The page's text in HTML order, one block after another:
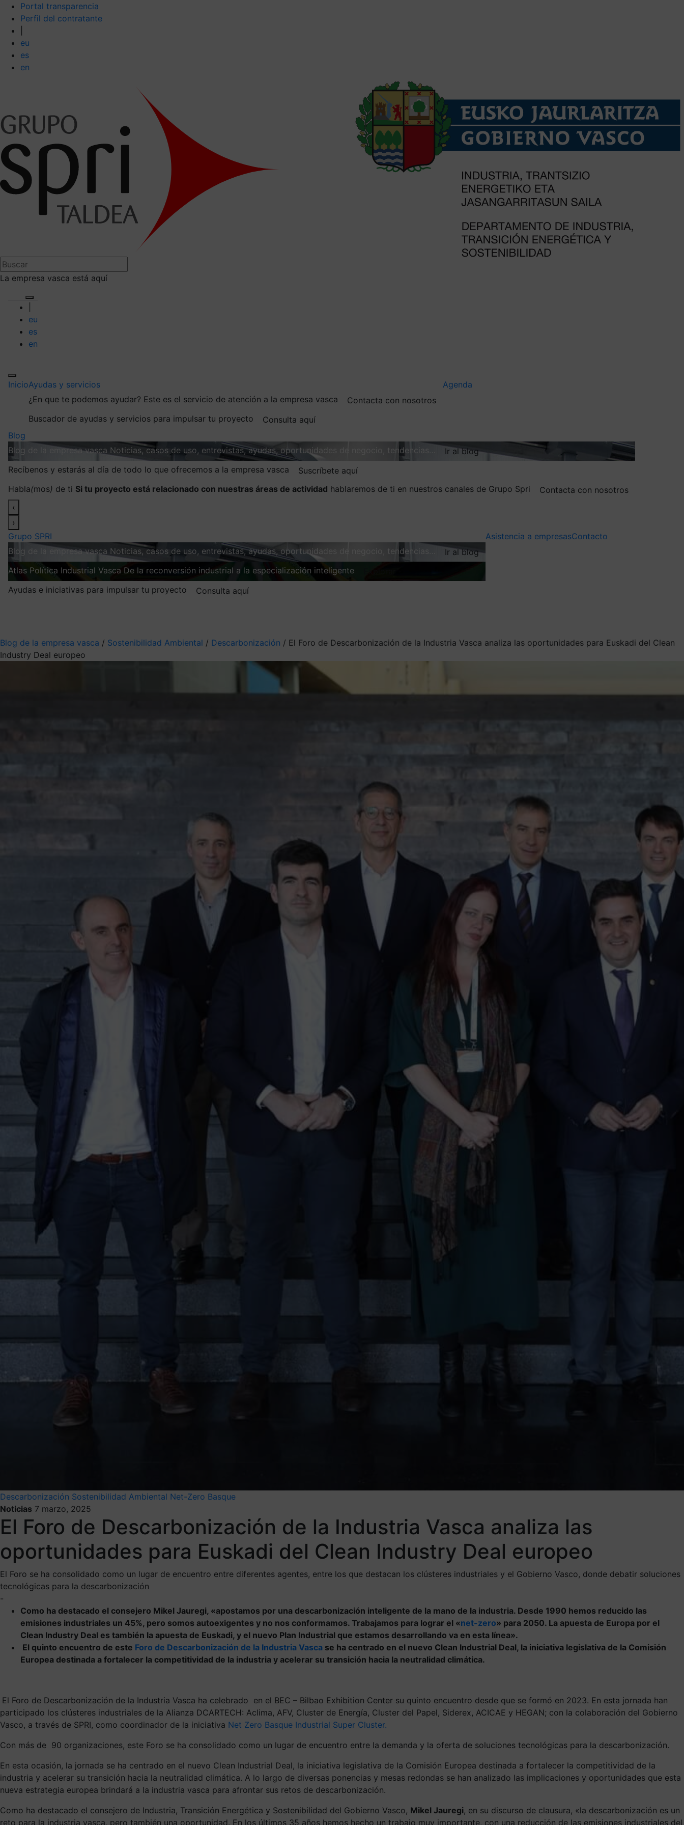
Portal transparencia
Perfil del contratante
eu
es
en
La empresa vasca está aquí
eu
es
en
InicioAyudas y servicios
¿En que te podemos ayudar? Este es el servicio de atención a la empresa vasca
Contacta con nosotros
Buscador de ayudas y servicios para impulsar tu proyecto
Consulta aquí
Agenda
Blog
Blog de la empresa vasca Noticias, casos de uso, entrevistas, ayudas, oportunidades de negocio, tendencias…
Ir al blog
Recíbenos y estarás al día de todo lo que ofrecemos a la empresa vasca
Suscríbete aquí
Habla(mos) de ti Si tu proyecto está relacionado con nuestras áreas de actividad hablaremos de ti en nuestros canales de Grupo Spri
Contacta con nosotros
‹
›
Grupo SPRI
Blog de la empresa vasca Noticias, casos de uso, entrevistas, ayudas, oportunidades de negocio, tendencias…
Ir al blog
Atlas Política Industrial Vasca De la reconversión industrial a la especialización inteligente
Ayudas e iniciativas para impulsar tu proyecto
Consulta aquí
Asistencia a empresasContacto
Blog de la empresa vasca / Sostenibilidad Ambiental / Descarbonización / El Foro de Descarbonización de la Industria Vasca analiza las oportunidades para Euskadi del Clean
Industry Deal europeo
Descarbonización Sostenibilidad Ambiental Net-Zero Basque
Noticias 7 marzo, 2025
El Foro de Descarbonización de la Industria Vasca analiza las
oportunidades para Euskadi del Clean Industry Deal europeo
El Foro se ha consolidado como un lugar de encuentro entre diferentes agentes, entre los que destacan los clústeres industriales y el Gobierno Vasco, donde debatir soluciones
tecnológicas para la descarbonización
-
Como ha destacado el consejero Mikel Jauregi, «apostamos por una descarbonización inteligente de la mano de la industria. Desde 1990 hemos reducido las
emisiones industriales un 45%, pero somos autoexigentes y no nos conformamos. Trabajamos para lograr el «net-zero» para 2050. La apuesta de Europa por el
Clean Industry Deal es también la apuesta de Euskadi, y el nuevo Plan Industrial que estamos desarrollando va en esta línea».
El quinto encuentro de este Foro de Descarbonización de la Industria Vasca se ha centrado en el nuevo Clean Industrial Deal, la iniciativa legislativa de la Comisión
Europea destinada a fortalecer la competitividad de la industria y acelerar su transición hacia la neutralidad climática.
El Foro de Descarbonización de la Industria Vasca ha celebrado en el BEC – Bilbao Exhibition Center su quinto encuentro desde que se formó en 2023. En esta jornada han
participado los clústeres industriales de la Alianza DCARTECH: Aclima, AFV, Cluster de Energía, Cluster del Papel, Siderex, ACICAE y HEGAN; con la colaboración del Gobierno
Vasco, a través de SPRI, como coordinador de la iniciativa Net Zero Basque Industrial Super Cluster.
Con más de 90 organizaciones, este Foro se ha consolidado como un lugar de encuentro entre la demanda y la oferta de soluciones tecnológicas para la descarbonización.
En esta ocasión, la jornada se ha centrado en el nuevo Clean Industrial Deal, la iniciativa legislativa de la Comisión Europea destinada a fortalecer la competitividad de la
industria y acelerar su transición hacia la neutralidad climática. A lo largo de diversas ponencias y mesas redondas se han analizado las implicaciones y oportunidades que esta
nueva estrategia europea brindará a la industria vasca para afrontar sus retos de descarbonización.
Como ha destacado el consejero de Industria, Transición Energética y Sostenibilidad del Gobierno Vasco, Mikel Jauregi, en su discurso de clausura, «la descarbonización es un
reto para la industria vasca, pero también una oportunidad. En los últimos 35 años hemos hecho un trabajo muy importante, con una reducción de las emisiones industriales del